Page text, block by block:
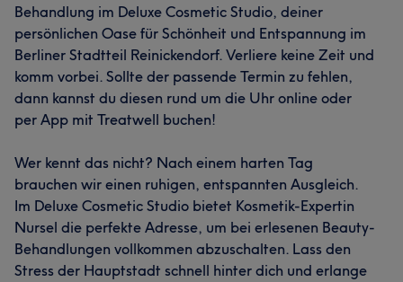
Behandlung im Deluxe Cosmetic Studio, deiner
persönlichen Oase für Schönheit und Entspannung im
Berliner Stadtteil Reinickendorf. Verliere keine Zeit und
komm vorbei. Sollte der passende Termin zu fehlen,
dann kannst du diesen rund um die Uhr online oder
per App mit Treatwell buchen!
Wer kennt das nicht? Nach einem harten Tag
brauchen wir einen ruhigen, entspannten Ausgleich.
Im Deluxe Cosmetic Studio bietet Kosmetik-Expertin
Nursel die perfekte Adresse, um bei erlesenen Beauty-
Behandlungen vollkommen abzuschalten. Lass den
Stress der Hauptstadt schnell hinter dich und erlange